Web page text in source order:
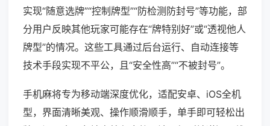
实现“随意选牌”“控制牌型”“防检测防封号”等功能，部
分用户反映其他玩家可能存在“牌特别好”或“透视他人
牌型”的情况。这些工具通过后台运行、自动连接等
技术手段实现不平公，且“安全性高”“不被封号”。
手机麻将专为移动端深度优化，适配安卓、iOS全机
型，界面清晰美观、操作顺滑顺手，单手即可轻松出